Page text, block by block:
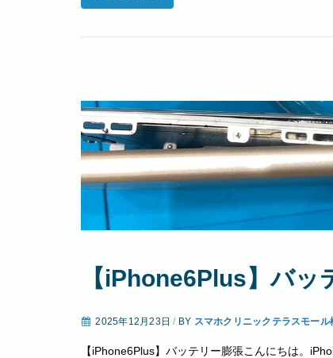
【iPhone6Plus】バッ
2025年12月23日/ BY スマホクリニックテラスモール
【iPhone6Plus】バッテリー膨張こんにちは。